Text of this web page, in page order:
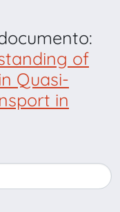
of
Quasi-
in